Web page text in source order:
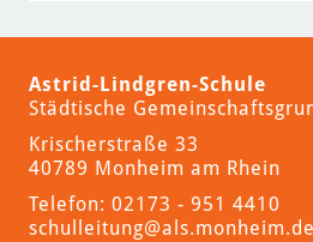
Astrid-Lindgren-Schule
Städtische
Krischerstraße 33
40789 Monheim am Rhein
Telefon: 02173 - 951 4410
schulleitung@als.monheim.de